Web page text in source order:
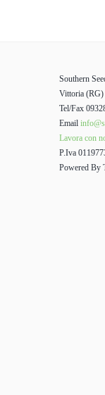
Southern
Vittoria (RG)
Tel/Fax
Email
Lavora con
P.Iva
Powered By